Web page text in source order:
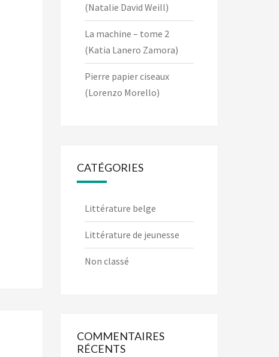
(Natalie David Weill)
La machine – tome 2
(Katia Lanero Zamora)
Pierre papier ciseaux
(Lorenzo Morello)
CATÉGORIES
Littérature belge
Littérature de jeunesse
Non classé
COMMENTAIRES
RÉCENTS